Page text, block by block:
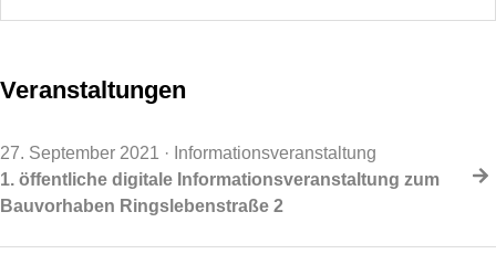
Veranstaltungen
27. September 2021 · Informationsveranstaltung
1. öffentliche digitale Informationsveranstaltung zum
Bauvorhaben Ringslebenstraße 2